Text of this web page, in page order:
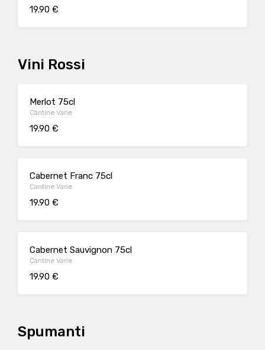
19.90 €
Vini Rossi
Merlot 75cl
Cantine Varie
19.90 €
Cabernet Franc 75cl
Cantine Varie
19.90 €
Cabernet Sauvignon 75cl
Cantine Varie
19.90 €
Spumanti